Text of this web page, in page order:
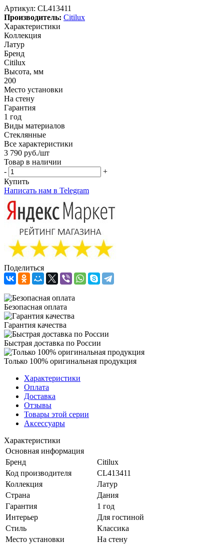
Артикул: CL413411
Производитель: Citilux
Характеристики
Коллекция
Латур
Бренд
Citilux
Высота, мм
200
Место установки
На стену
Гарантия
1 год
Виды материалов
Стеклянные
Все характеристики
3 790 руб./шт
Товар в наличии
-
+
Купить
Написать нам в Telegram
Поделиться
Безопасная оплата
Гарантия качества
Быстрая доставка по России
Только 100% оригинальная продукция
Характеристики
Оплата
Доставка
Отзывы
Товары этой серии
Аксессуары
Характеристики
Основная информация
Бренд
Citilux
Код производителя
CL413411
Коллекция
Латур
Страна
Дания
Гарантия
1 год
Интерьер
Для гостиной
Стиль
Классика
Место установки
На стену